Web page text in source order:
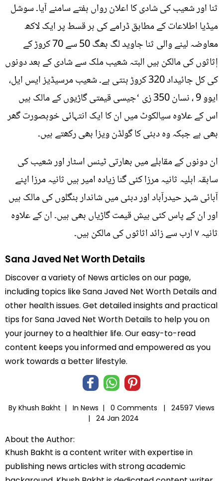
ثنا اور شعیب کی شادی کا اعلان رواں ہفتے سامنے آیا۔ سوشل
میڈیا اطلاعات کے مطابق ڈرامے کی ہر قسط پر ایک لاکھ
معاوضہ لینے والی ثنا جاوید لگ بھگ 50 سے 70 کروڑ کے
اٖثاثوں کی مالکن ہیں البتہ شعیب ملک سے شادی کے بعد دونوں
کی کل جائیداد 320 کروڑ بنتی ہے۔ شعیب مرسیڈیز ایس ایل،
ایوو 9 ، نسان 350 زی ‘جیسی قیمتی گاڑیوں کے مالک ہیں
اس کے علاوہ سیالکوٹ میں ان کا ایک انتہائی خوبصورت گھر
بھی ہے جبکہ وہ دبئی کا گولڈن ویزا بھی رکھتے ہیں۔
ان دونوں کے مقابلے میں بھارتی ٹینس اسٹار اور شعیب کی
سابقہ اہلیہ ثانیہ مرزا کئی گنا زیادہ امیر ہیں ثانیہ مرزا اپنے
آبائی شہر حیدرآباد اور دبئی میں شاندار بنگلوں کی مالک ہیں
اور ان کے پاس کئی بیش قیمت گاڑیاں بھی ہیں۔ ان کے علاوہ
ثانیہ ٧ ارب سے زائد اثاثوں کی مالکن ہیں۔
Sana Javed Net Worth Details
Discover a variety of News articles on our page,
including topics like Sana Javed Net Worth Details and
other health issues. Get detailed insights and practical
tips for Sana Javed Net Worth Details to help you on
your journey to a healthier life. Our easy-to-read
content keeps you informed and empowered as you
work towards a better lifestyle.
By Khush Bakht | In News | 0 Comments |
24597 Views
|
24 Jan 2024
About the Author:
Khush Bakht is a content writer with expertise in
publishing news articles with strong academic